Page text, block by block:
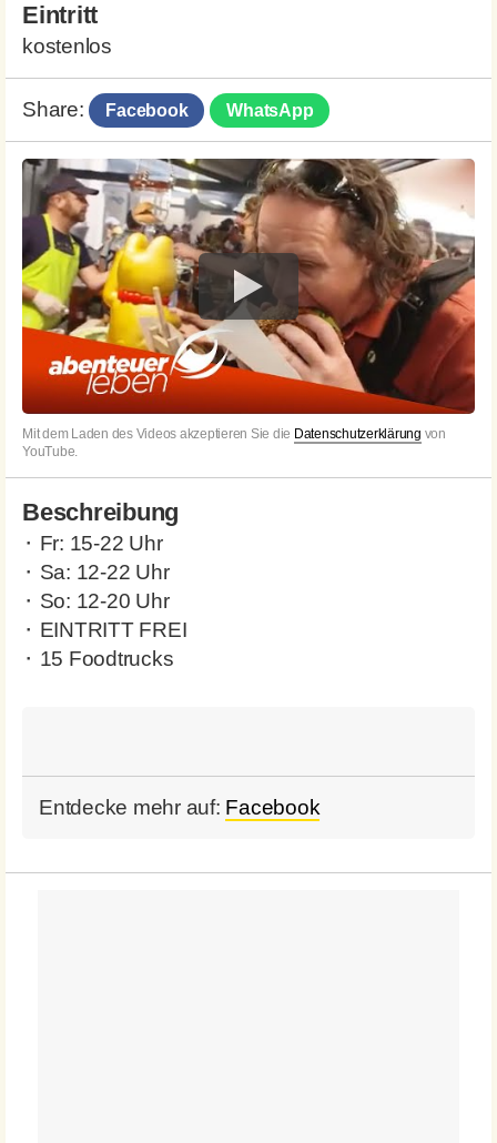
Eintritt
kostenlos
Share: Facebook WhatsApp
Mit dem Laden des Videos akzeptieren Sie die Datenschutzerklärung von
YouTube.
Beschreibung
⬝ Fr: 15-22 Uhr
⬝ Sa: 12-22 Uhr
⬝ So: 12-20 Uhr
⬝ EINTRITT FREI
⬝ 15 Foodtrucks
Entdecke mehr auf: Facebook